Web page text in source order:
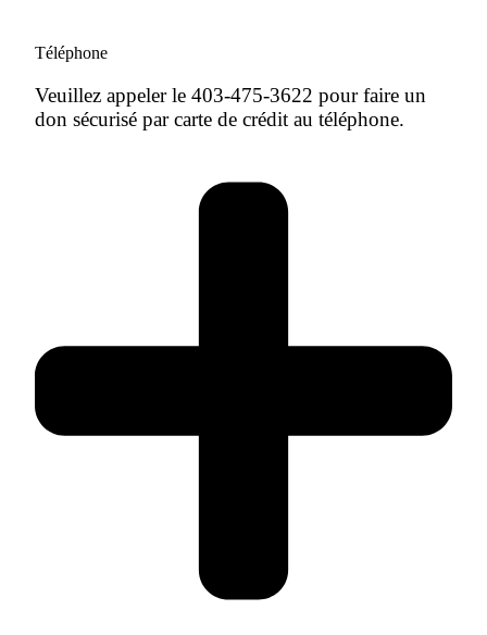
Téléphone
Veuillez appeler le 403-475-3622 pour faire un
don sécurisé par carte de crédit au téléphone.